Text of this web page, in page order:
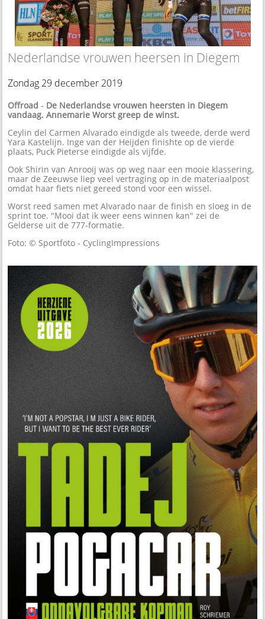
Nederlandse vrouwen heersen in Diegem
Zondag 29 december 2019
Offroad - De Nederlandse vrouwen heersten in Diegem
vandaag. Annemarie Worst greep de winst.
Ceylin del Carmen Alvarado eindigde als tweede, derde werd
Yara Kastelijn. Inge van der Heijden finishte op de vierde
plaats, Puck Pieterse eindigde als vijfde.
Ook Shirin van Anrooij was op weg naar een mooie klassering,
maar de Zeeuwse liep veel vertraging op in de materiaalpost
omdat haar fiets niet gereed stond voor een wissel.
Worst reed samen met Alvarado naar de finish en sloeg in de
sprint toe. "Mooi dat ik weer eens winnen kan" zei de
Gelderse uit de 777-formatie.
Foto: © Sportfoto - CyclingImpressions